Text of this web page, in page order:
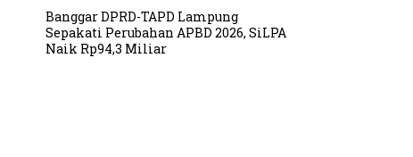
Banggar DPRD-TAPD Lampung
Sepakati Perubahan APBD 2026, SiLPA
Naik Rp94,3 Miliar